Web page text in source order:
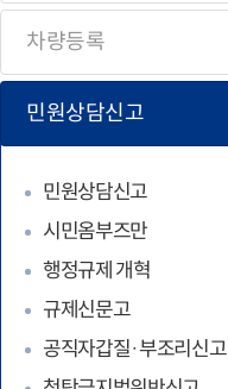
차량등록
민원상담신고
민원상담신고
시민옴부즈만
행정규제 개혁
규제신문고
공직자갑질·부조리신고